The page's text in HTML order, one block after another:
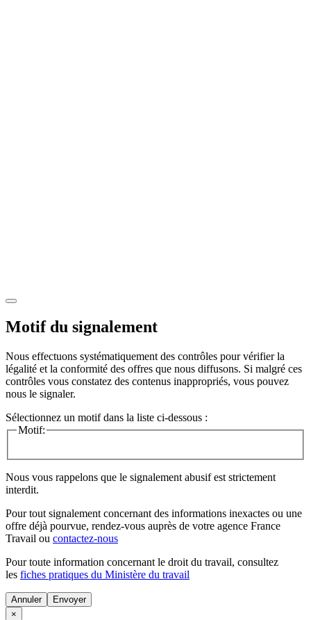
Motif du signalement
Nous effectuons systématiquement des contrôles pour vérifier la
légalité et la conformité des offres que nous diffusons. Si malgré ces
contrôles vous constatez des contenus inappropriés, vous pouvez
nous le signaler.
Sélectionnez un motif dans la liste ci-dessous :
Motif:
Nous vous rappelons que le signalement abusif est strictement
interdit.
Pour tout signalement concernant des informations inexactes ou une
offre déjà pourvue, rendez-vous auprès de votre agence France
Travail ou contactez-nous
Pour toute information concernant le droit du travail, consultez
les fiches pratiques du Ministère du travail
Annuler
×